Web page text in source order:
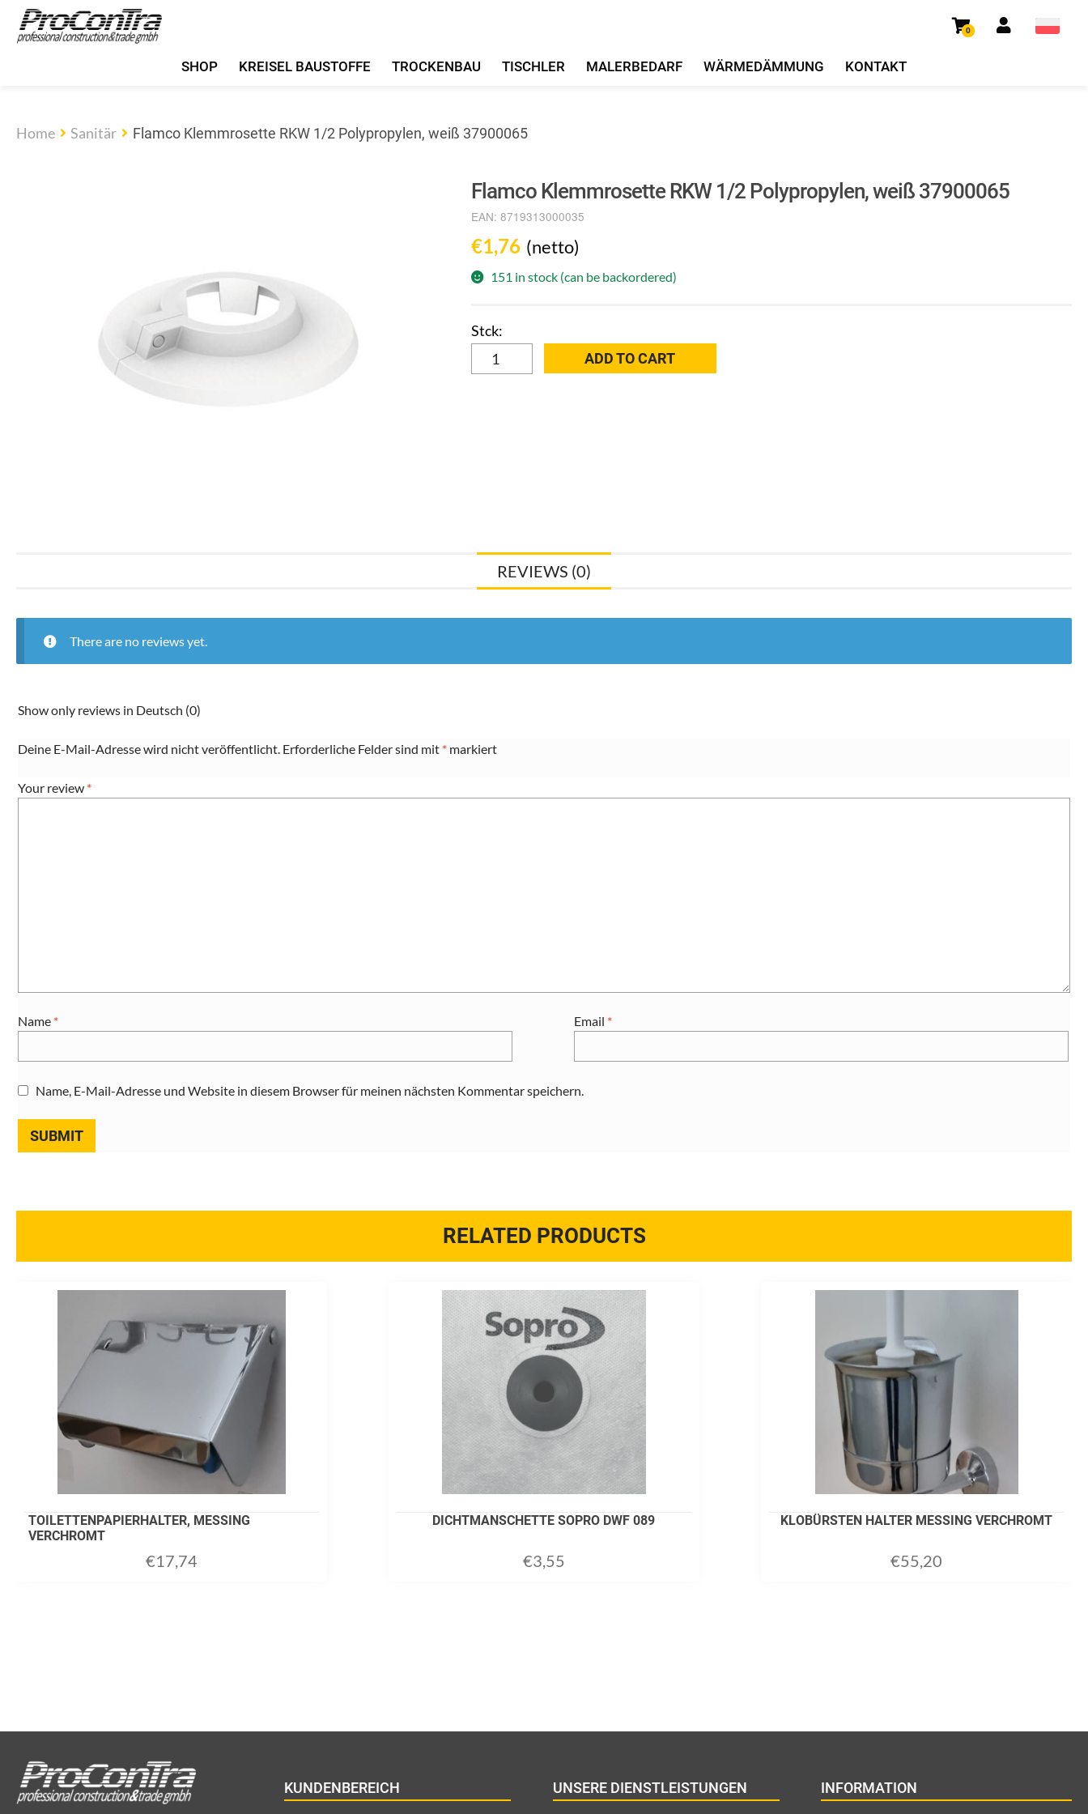
0
SHOP KREISEL BAUSTOFFE TROCKENBAU TISCHLER MALERBEDARF WÄRMEDÄMMUNG KONTAKT
Home Sanitär Flamco Klemmrosette RKW 1/2 Polypropylen, weiß 37900065
Flamco Klemmrosette RKW 1/2 Polypropylen, weiß 37900065
EAN: 8719313000035
€1,76 (netto)
151 in stock (can be backordered)
Flamco
Klemmrosette
ADD TO CART
REVIEWS (0)
There are no reviews yet.
Show only reviews in Deutsch (0)
Deine E-Mail-Adresse wird nicht veröffentlicht. Erforderliche Felder sind mit * markiert
Your review *
Name * Email *
Name, E-Mail-Adresse und Website in diesem Browser für meinen nächsten Kommentar speichern.
RELATED PRODUCTS
TOILETTENPAPIERHALTER, MESSING
VERCHROMT
€17,74
DICHTMANSCHETTE SOPRO DWF 089
€3,55
ADD TO CART
KLOBÜRSTEN HALTER MESSING VERCHROMT
€55,20
ADD TO CART
KUNDENBEREICH UNSERE DIENSTLEISTUNGEN INFORMATION